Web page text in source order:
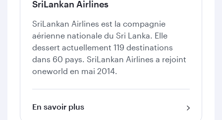
SriLankan Airlines
SriLankan Airlines est la compagnie
aérienne nationale du Sri Lanka. Elle
dessert actuellement 119 destinations
dans 60 pays. SriLankan Airlines a rejoint
oneworld en mai 2014.
En savoir plus